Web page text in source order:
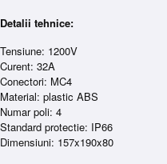
Detalii tehnice:
Tensiune: 1200V
Curent: 32A
Conectori: MC4
Material: plastic ABS
Numar poli: 4
Standard protectie: IP66
Dimensiuni: 157x190x80